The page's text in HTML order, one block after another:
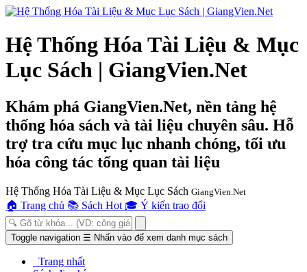
Hệ Thống Hóa Tài Liệu & Mục
Lục Sách | GiangVien.Net
Khám phá GiangVien.Net, nền tảng hệ
thống hóa sách và tài liệu chuyên sâu. Hỗ
trợ tra cứu mục lục nhanh chóng, tối ưu
hóa công tác tổng quan tài liệu
Hệ Thống Hóa Tài Liệu & Mục Lục Sách GiangVien.Net
🏠 Trang chủ 📚 Sách Hot 🎓 Ý kiến trao đổi
Toggle navigation ☰ Nhấn vào để xem danh mục sách
Trang nhất